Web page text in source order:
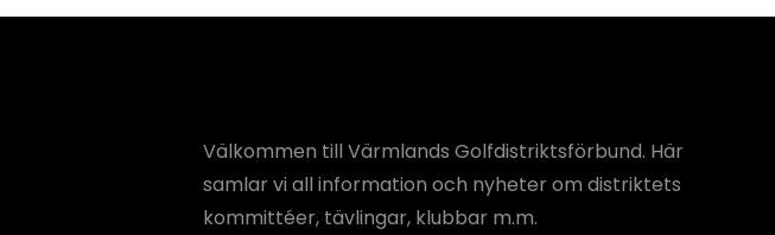
Välkommen till Värmlands Golfdistriktsförbund. Här
samlar vi all information och nyheter om distriktets
kommittéer, tävlingar, klubbar m.m.